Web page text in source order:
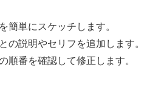
簡単にスケッチします。
の説明やセリフを追加します。
順番を確認して修正します。